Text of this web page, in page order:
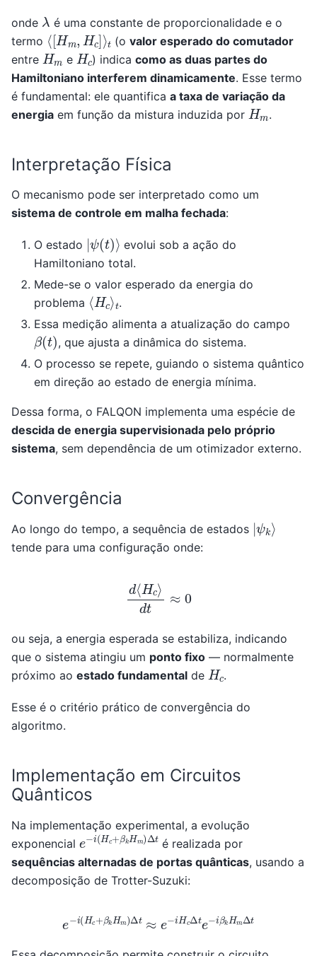
onde λ é uma constante de proporcionalidade e o
termo ⟨[Hm Hc]
t (ovalor esperado do comutador
entre Hm e Hc) indicacomo as duas partes do
Hamiltoniano interferem dinamicamente. Esse termo
é fundamental: ele quantifica a taxa de variação da
energia em função da mistura induzida por Hm .
Interpretação Física
O mecanismo pode ser interpretado como um
sistema de controle em malha fechada:
O estado |ψ(t)⟩ evolui sob a ação do
Hamiltoniano total.
Mede-se o valor esperado da energia do
problema ⟨Hc⟩
t
.
Essa medição alimenta a atualização do campo
β(t), que ajusta a dinâmica do sistema.
O processo se repete, guiando o sistema quântico
em direção ao estado de energia mínima.
Dessa forma, o FALQON implementa uma espécie de
descida de energia supervisionada pelo próprio
sistema, sem dependência de um otimizador externo.
Convergência
Ao longo do tempo, a sequência de estados |ψ ⟩
tende para uma configuração onde:
d⟨Hc ⟩
ou seja, a energia esperada se estabiliza, indicando
que o sistema atingiu um ponto fixo — normalmente
próximo ao estado fundamental de Hc .
Esse é o critério prático de convergência do
algoritmo.
Implementação em Circuitos
Quânticos
Na implementação experimental, a evolução
exponencial e−i(Hc+βkHm)Δt
é realizada por
sequências alternadas de portas quânticas, usando a
decomposição de Trotter-Suzuki:
Hc+βkHm )Δt −iHcΔ e− β kH